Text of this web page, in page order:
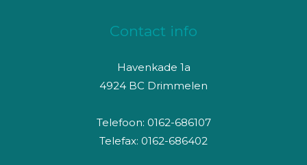
Contact info
Havenkade 1a
4924 BC Drimmelen
Telefoon: 0162-686107
Telefax: 0162-686402